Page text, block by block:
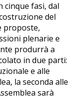
cinque fasi, dal
del
proposte,
plenarie e
produrrà a
in due parti:
e alle
la seconda alle
sarà